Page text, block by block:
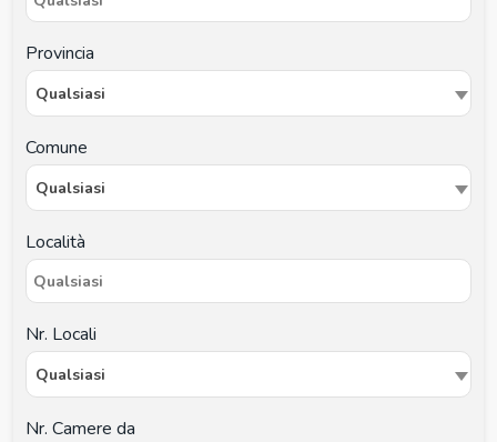
Provincia
Qualsiasi
Comune
Qualsiasi
Località
Nr. Locali
Qualsiasi
Nr. Camere da